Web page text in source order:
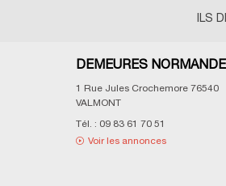
ILS
DEMEURES
1 Rue Jules Crochemore 76540
VALMONT
Tél. : 09 83 61 70 51
Voir les annonces